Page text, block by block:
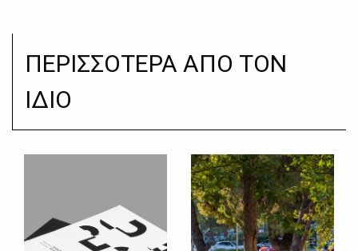
ΠΕΡΙΣΣΟΤΕΡΑ ΑΠΟ ΤΟΝ
ΙΔΙΟ